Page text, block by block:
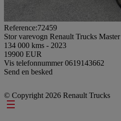
Reference:72459
Stor varevogn Renault Trucks
134 000 kms - 2023
19900 EUR
Vis telefonnummer0619143662
Send en besked
© Copyright 2026 Renault Trucks
Footer